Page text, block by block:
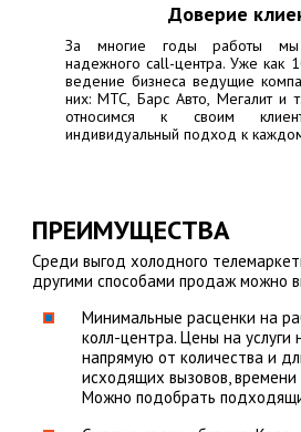
Доверие
За многие годы работы мы
надежного call-центра. Уже как
ведение бизнеса ведущие
них:МТС, Барс Авто, Мегалити
относимся к своим
индивидуальный подход к
ПРЕИМУЩЕСТВА
Среди выгод холодного
другими способами продаж можно
Минимальные расценки на
колл-центра. Цены на услуги
напрямую от количества и
исходящих вызовов,
Можно подобрать